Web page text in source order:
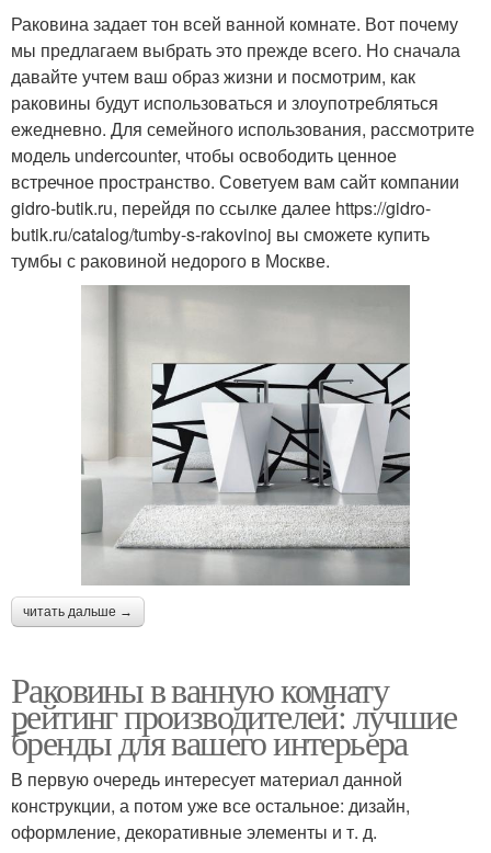
Раковина задает тон всей ванной комнате. Вот почему
мы предлагаем выбрать это прежде всего. Но сначала
давайте учтем ваш образ жизни и посмотрим, как
раковины будут использоваться и злоупотребляться
ежедневно. Для семейного использования, рассмотрите
модель undercounter, чтобы освободить ценное
встречное пространство. Советуем вам сайт компании
gidro-butik.ru, перейдя по ссылке далее https://gidro-
butik.ru/catalog/tumby-s-rakovinoj вы сможете купить
тумбы с раковиной недорого в Москве.
читать дальше →
Раковины в ванную комнату
рейтинг производителей: лучшие
бренды для вашего интерьера
В первую очередь интересует материал данной
конструкции, а потом уже все остальное: дизайн,
оформление, декоративные элементы и т. д.